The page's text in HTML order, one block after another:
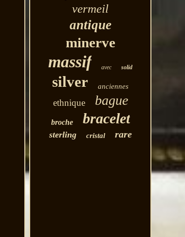
vermeil
antique
minerve
massif avec solid
silver anciennes
ethnique bague
broche bracelet
sterling cristal rare